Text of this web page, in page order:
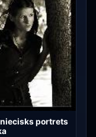
portrets